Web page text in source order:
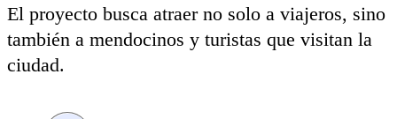
El proyecto busca atraer no solo a viajeros, sino
también a mendocinos y turistas que visitan la
ciudad.